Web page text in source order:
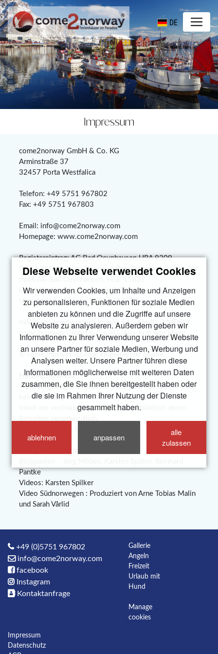
DE
Diese Webseite verwendet Cookies
Wir verwenden Cookies, um Inhalte und Anzeigen
zu personalisieren, Funktionen für soziale Medien
anbieten zu können und die Zugriffe auf unsere
Website zu analysieren. Außerdem geben wir
Informationen zu Ihrer Verwendung unserer Website
an unsere Partner für soziale Medien, Werbung und
Analysen weiter. Unsere Partner führen diese
Informationen möglicherweise mit weiteren Daten
zusammen, die Sie ihnen bereitgestellt haben oder
die sie im Rahmen Ihrer Nutzung der Dienste
gesammelt haben.
ablehnen anpassen
alle
zulassen
Impressum
come2norway GmbH & Co. KG
Arminstraße 37
32457 Porta Westfalica
Telefon: +49 5751 967802
Fax: +49 5751 967803
Email: info@come2norway.com
Homepage: www.come2norway.com
Registereintrag: AG Bad Oeynhausen HRA 9309
Pers.haft.Ges.: come2norway Beteiligungsgesellschaft
Geschäftsführerin: Stephanie Spilker
Umsatzsteuer ID. Nr.: DE315573358
Inhaltlich verantwortlich gemäß § 10 Absatz 3 MDStV:
come2norway GmbH & Co. KG (Anschrift wie oben)
® come2norway ist eine eingetragene Marke.
Haftungshinweis:
Trotz sorgfältiger inhaltlicher Kontrolle übernehmen wir
keine Haftung für die Inhalte externer Links. Für den
Inhalt der verlinkten Seiten sind ausschließlich deren
Pantke
Videos: Karsten Spilker
Video Südnorwegen : Produziert von Arne Tobias Malin
und Sarah Vårlid
+49 (0)5751 967802
info@come2norway.com
facebook
Instagram
Kontaktanfrage
Gallerie
Angeln
Freizeit
Urlaub mit
Hund
Manage
cookies
Impressum
Datenschutz